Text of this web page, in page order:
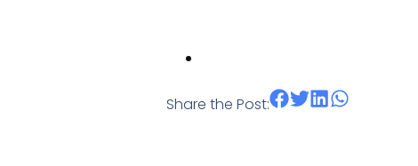
Share the Post: